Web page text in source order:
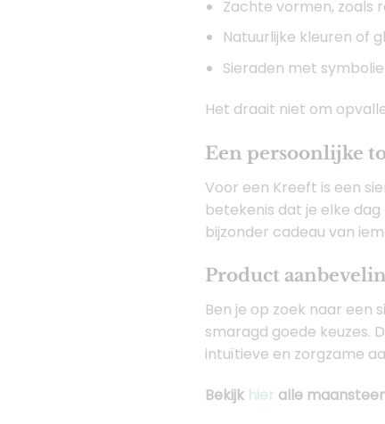
Zachte vormen, zoals
Natuurlijke kleuren of
Sieraden met
Het draait niet om
Een persoonlijke
Voor een Kreeft is een
betekenis dat je elke
bijzonder cadeau van
Product
Ben je op zoek naar een
smaragd goede keuzes.
intuïtieve en zorgzame
Bekijk hieralle